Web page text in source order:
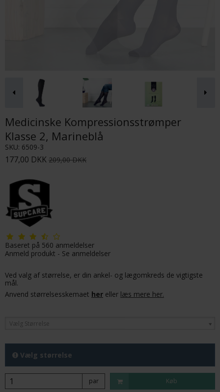
Medicinske Kompressionsstrømper
Klasse 2, Marineblå
SKU: 6509-3
177,00 DKK 209,00 DKK
Baseret på 560 anmeldelser
Anmeld produkt - Se anmeldelser
Ved valg af størrelse, er din ankel- og lægomkreds de vigtigste
mål.
Anvend størrelsesskemaet her eller læs mere her.
Vælg Størrelse
Vælg størrelse
par Køb